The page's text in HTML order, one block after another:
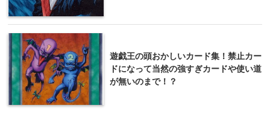
遊戯王の頭おかしいカード集！禁止カー
ドになって当然の強すぎカードや使い道
が無いのまで！？